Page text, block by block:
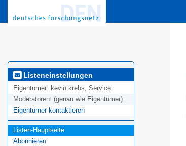
Listeneinstellungen
Eigentümer: kevin.krebs, Service
Moderatoren: (genau wie Eigentümer)
Eigentümer kontaktieren
Listen-Hauptseite
Abonnieren